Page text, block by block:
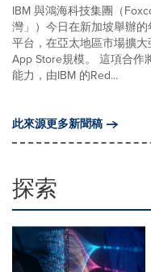
IBM 與鴻海科技集團（
灣」）今日在新加坡舉辦
平台，在亞太地區市場擴
App Store規模。 這項合作
能力，由IBM 的Red...
此來源更多新聞稿
探索